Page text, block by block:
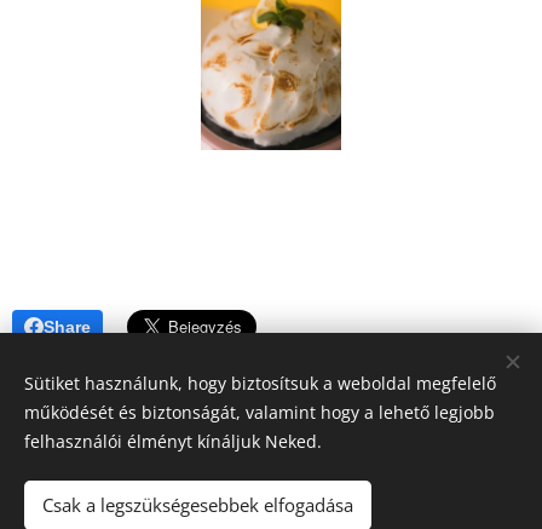
Share
A blogban megjelenő tartalomra (receptek, írások, fotók, stb.)
a szerzői jogról szóló 2016. évi XCIII. törvény
Sütiket használunk, hogy biztosítsuk a weboldal megfelelő
működését és biztonságát, valamint hogy a lehető legjobb
felhasználói élményt kínáljuk Neked.
Csak a legszükségesebbek elfogadása